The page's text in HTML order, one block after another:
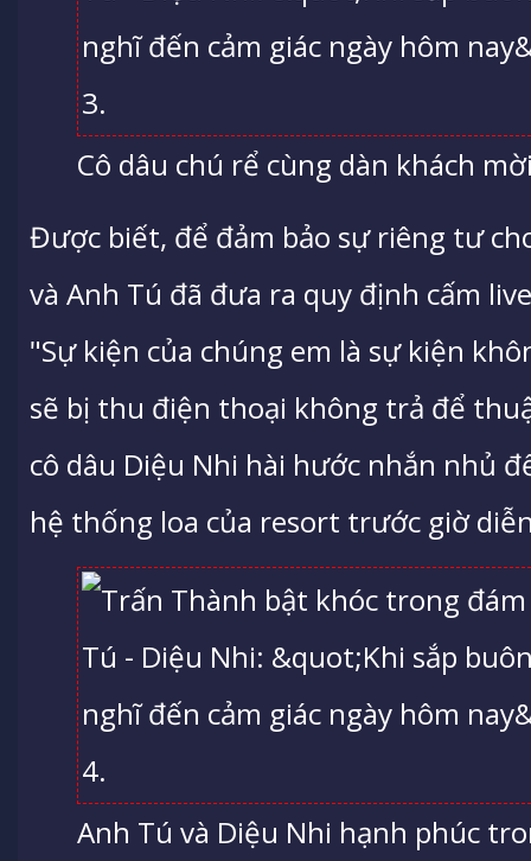
Cô dâu chú rể cùng dàn khách
Được biết, để đảm bảo sự riêng tư
và Anh Tú đã đưa ra quy định cấm
"Sự kiện của chúng em là sự kiện
sẽ bị thu điện thoại không trả để
cô dâu Diệu Nhi hài hước nhắn nhủ
hệ thống loa của resort trước giờ
Anh Tú và Diệu Nhi hạnh phúc